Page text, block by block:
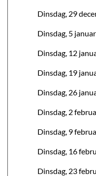
Dinsdag, 29
Dinsdag, 5
Dinsdag, 12
Dinsdag, 19
Dinsdag, 26
Dinsdag, 2
Dinsdag, 9
Dinsdag, 16
Dinsdag, 23